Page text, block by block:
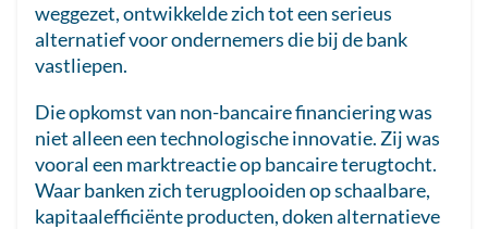
weggezet, ontwikkelde zich tot een serieus
alternatief voor ondernemers die bij de bank
vastliepen.
Die opkomst van non-bancaire financiering was
niet alleen een technologische innovatie. Zij was
vooral een marktreactie op bancaire terugtocht.
Waar banken zich terugplooiden op schaalbare,
kapitaalefficiënte producten, doken alternatieve